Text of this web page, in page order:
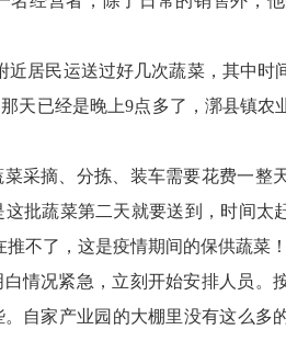
近居民运送过好几次蔬菜，其中时
天已经是晚上9点多了，漷县镇农
采摘、分拣、装车需要花费一整
批蔬菜第二天就要送到，时间太
不了，这是疫情期间的保供蔬菜
情况紧急，立刻开始安排人员。
自家产业园的大棚里没有这么多